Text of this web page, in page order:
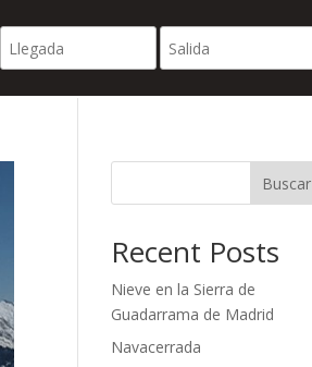
Buscar
Recent Posts
Nieve en la Sierra de
Guadarrama de Madrid
Navacerrada